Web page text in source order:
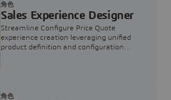
Sales Experience Designer
Streamline Configure Price Quote
experience creation leveraging unified
product definition and configuration
角色
角色